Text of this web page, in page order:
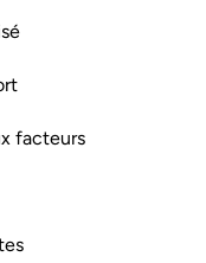
facteurs